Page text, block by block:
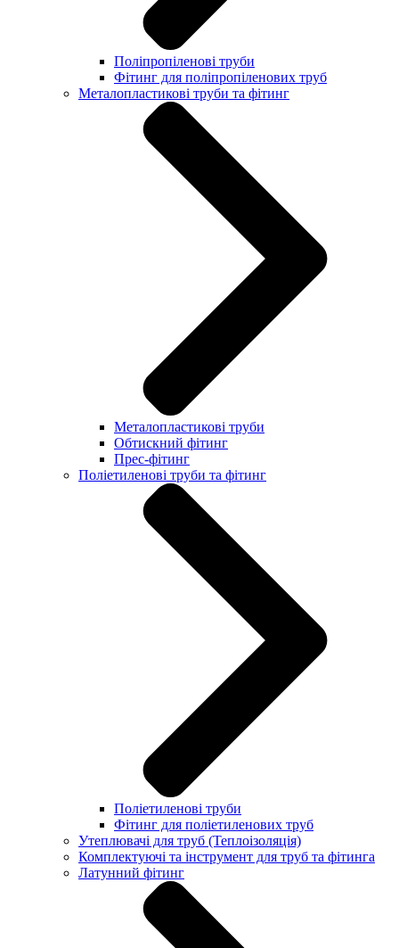
Поліпропіленові труби
Фітинг для поліпропіленових труб
Металопластикові труби та фітинг
Металопластикові труби
Обтискний фітинг
Прес-фітинг
Поліетиленові труби та фітинг
Поліетиленові труби
Фітинг для поліетиленових труб
Утеплювачі для труб (Теплоізоляція)
Комплектуючі та інструмент для труб та фітинга
Латунний фітинг